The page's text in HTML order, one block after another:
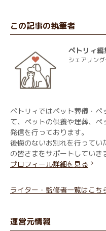
この記事の執筆者
ペトリィ編
シェアリン
ペトリィではペット葬儀・
て、ペットの供養や埋葬、
発信を行っております。
後悔のないお別れを行ってい
の皆さまをサポートしていき
プロフィール詳細を見る
ライター・監修者一覧はこち
運営元情報